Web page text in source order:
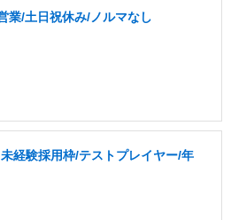
業/土日祝休み/ノルマなし
経験採用枠/テストプレイヤー/年